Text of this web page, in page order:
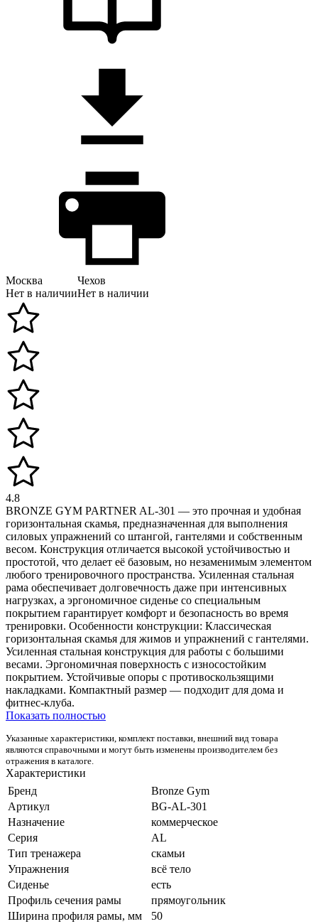
Москва
Нет в наличии
Чехов
Нет в наличии
4.8
BRONZE GYM PARTNER AL-301 — это прочная и удобная
горизонтальная скамья, предназначенная для выполнения
силовых упражнений со штангой, гантелями и собственным
весом. Конструкция отличается высокой устойчивостью и
простотой, что делает её базовым, но незаменимым элементом
любого тренировочного пространства. Усиленная стальная
рама обеспечивает долговечность даже при интенсивных
нагрузках, а эргономичное сиденье со специальным
покрытием гарантирует комфорт и безопасность во время
тренировки. Особенности конструкции: Классическая
горизонтальная скамья для жимов и упражнений с гантелями.
Усиленная стальная конструкция для работы с большими
весами. Эргономичная поверхность с износостойким
покрытием. Устойчивые опоры с противоскользящими
накладками. Компактный размер — подходит для дома и
фитнес-клуба.
Показать полностью
Указанные характеристики, комплект поставки, внешний вид товара
являются справочными и могут быть изменены производителем без
отражения в каталоге.
Характеристики
Бренд
Bronze Gym
Артикул
BG-AL-301
Назначение
коммерческое
Серия
AL
Тип тренажера
скамьи
Упражнения
всё тело
Сиденье
есть
Профиль сечения рамы
прямоугольник
Ширина профиля рамы, мм
50